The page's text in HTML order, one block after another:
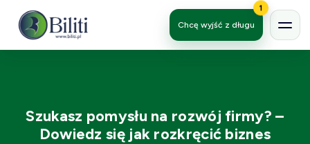
Chcę wyjść z długu
1
Szukasz pomysłu na rozwój firmy? –
Dowiedz się jak rozkręcić biznes